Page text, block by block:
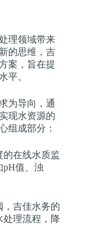
理领域带来
的思维，吉
案，旨在提
平。
为导向，通
现水资源的
组成部分：
的在线水质监
pH值、浊
，吉佳水务的
处理流程，降